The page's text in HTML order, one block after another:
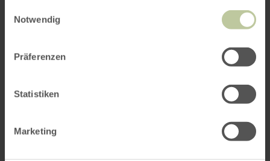
Notwendig
Präferenzen
Statistiken
Marketing
Das könnte Sie auch
interessieren